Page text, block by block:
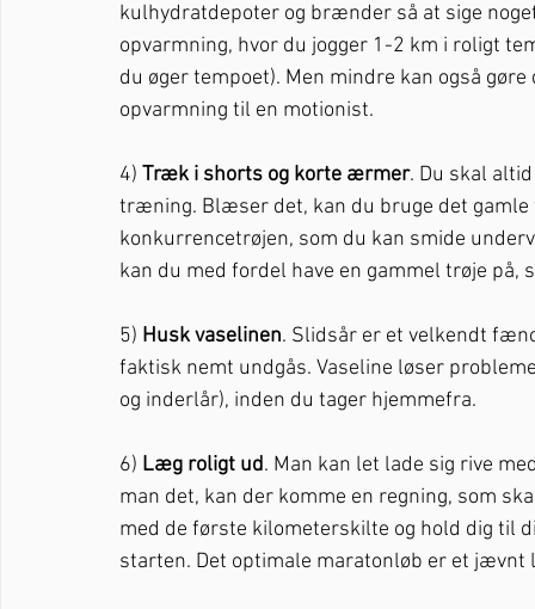
kulhydratdepoter og brænder så at sige
opvarmning, hvor du jogger 1-2 km i roligt
du øger tempoet). Men mindre kan også
opvarmning til en motionist.
4) Træk i shorts og korte ærmer. Du skal
træning. Blæser det, kan du bruge det
konkurrencetrøjen, som du kan smide
kan du med fordel have en gammel trøje
5) Husk vaselinen. Slidsår er et velkendt
faktisk nemt undgås. Vaseline løser
og inderlår), inden du tager hjemmefra.
6) Læg roligt ud. Man kan let lade sig rive
man det, kan der komme en regning, som
med de første kilometerskilte og hold dig til
starten. Det optimale maratonløb er et